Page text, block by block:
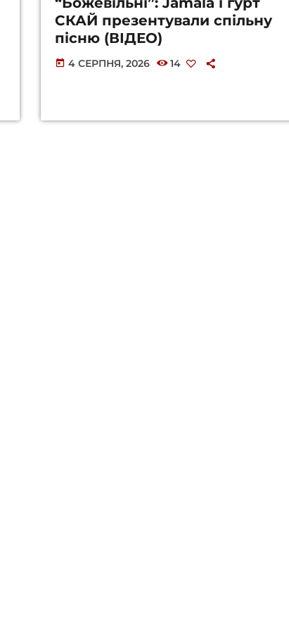
СКАЙ презентували спільну
пісню (ВІДЕО)
today 4 СЕРПНЯ, 2026 14